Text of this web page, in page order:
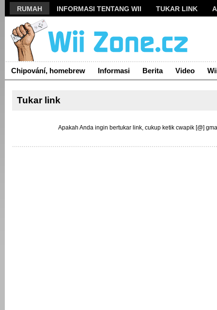
RUMAH INFORMASI TENTANG WII TUKAR LINK
Chipování, homebrew Informasi Berita Video
Tukar link
Apakah Anda ingin bertukar link, cukup ketik cwapik [@]